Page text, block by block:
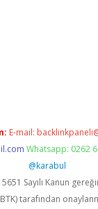
E-mail:
Whatsapp: 0262
@karabul
5651 Sayılı Kanun
tarafından